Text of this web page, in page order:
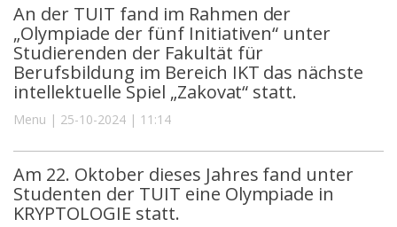
An der TUIT fand im Rahmen der
„Olympiade der fünf Initiativen“ unter
Studierenden der Fakultät für
Berufsbildung im Bereich IKT das nächste
intellektuelle Spiel „Zakovat“ statt.
Menu | 25-10-2024 | 11:14
Am 22. Oktober dieses Jahres fand unter
Studenten der TUIT eine Olympiade in
KRYPTOLOGIE statt.